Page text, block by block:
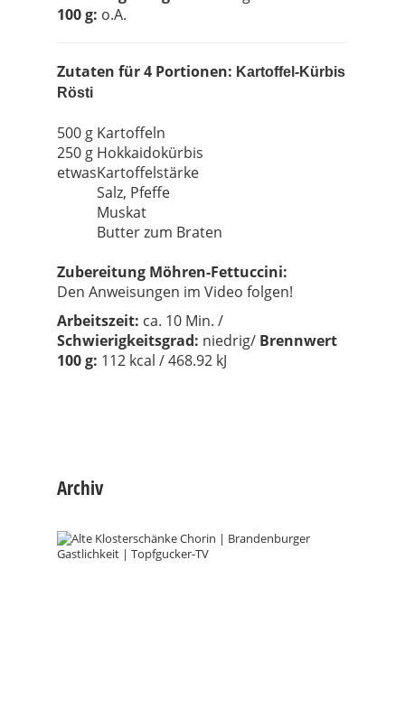
100 g: o.A.
Zutaten für 4 Portionen: Kartoffel-Kürbis
Rösti
500 g Kartoffeln
250 g Hokkaidokürbis
etwasKartoffelstärke
Salz, Pfeffe
Muskat
Butter zum Braten
Zubereitung Möhren-Fettuccini:
Den Anweisungen im Video folgen!
Arbeitszeit: ca. 10 Min. /
Schwierigkeitsgrad: niedrig/ Brennwert
100 g: 112 kcal / 468.92 kJ
Archiv